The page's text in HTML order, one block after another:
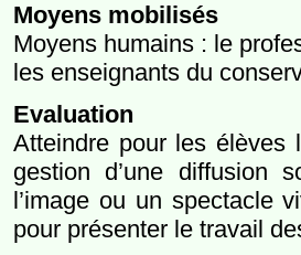
Moyens mobilisés
Moyens humains : le
les enseignants du
Evaluation
Atteindre pour les élèves
gestion d’une diffusion
l’image ou un spectacle
pour présenter le travail